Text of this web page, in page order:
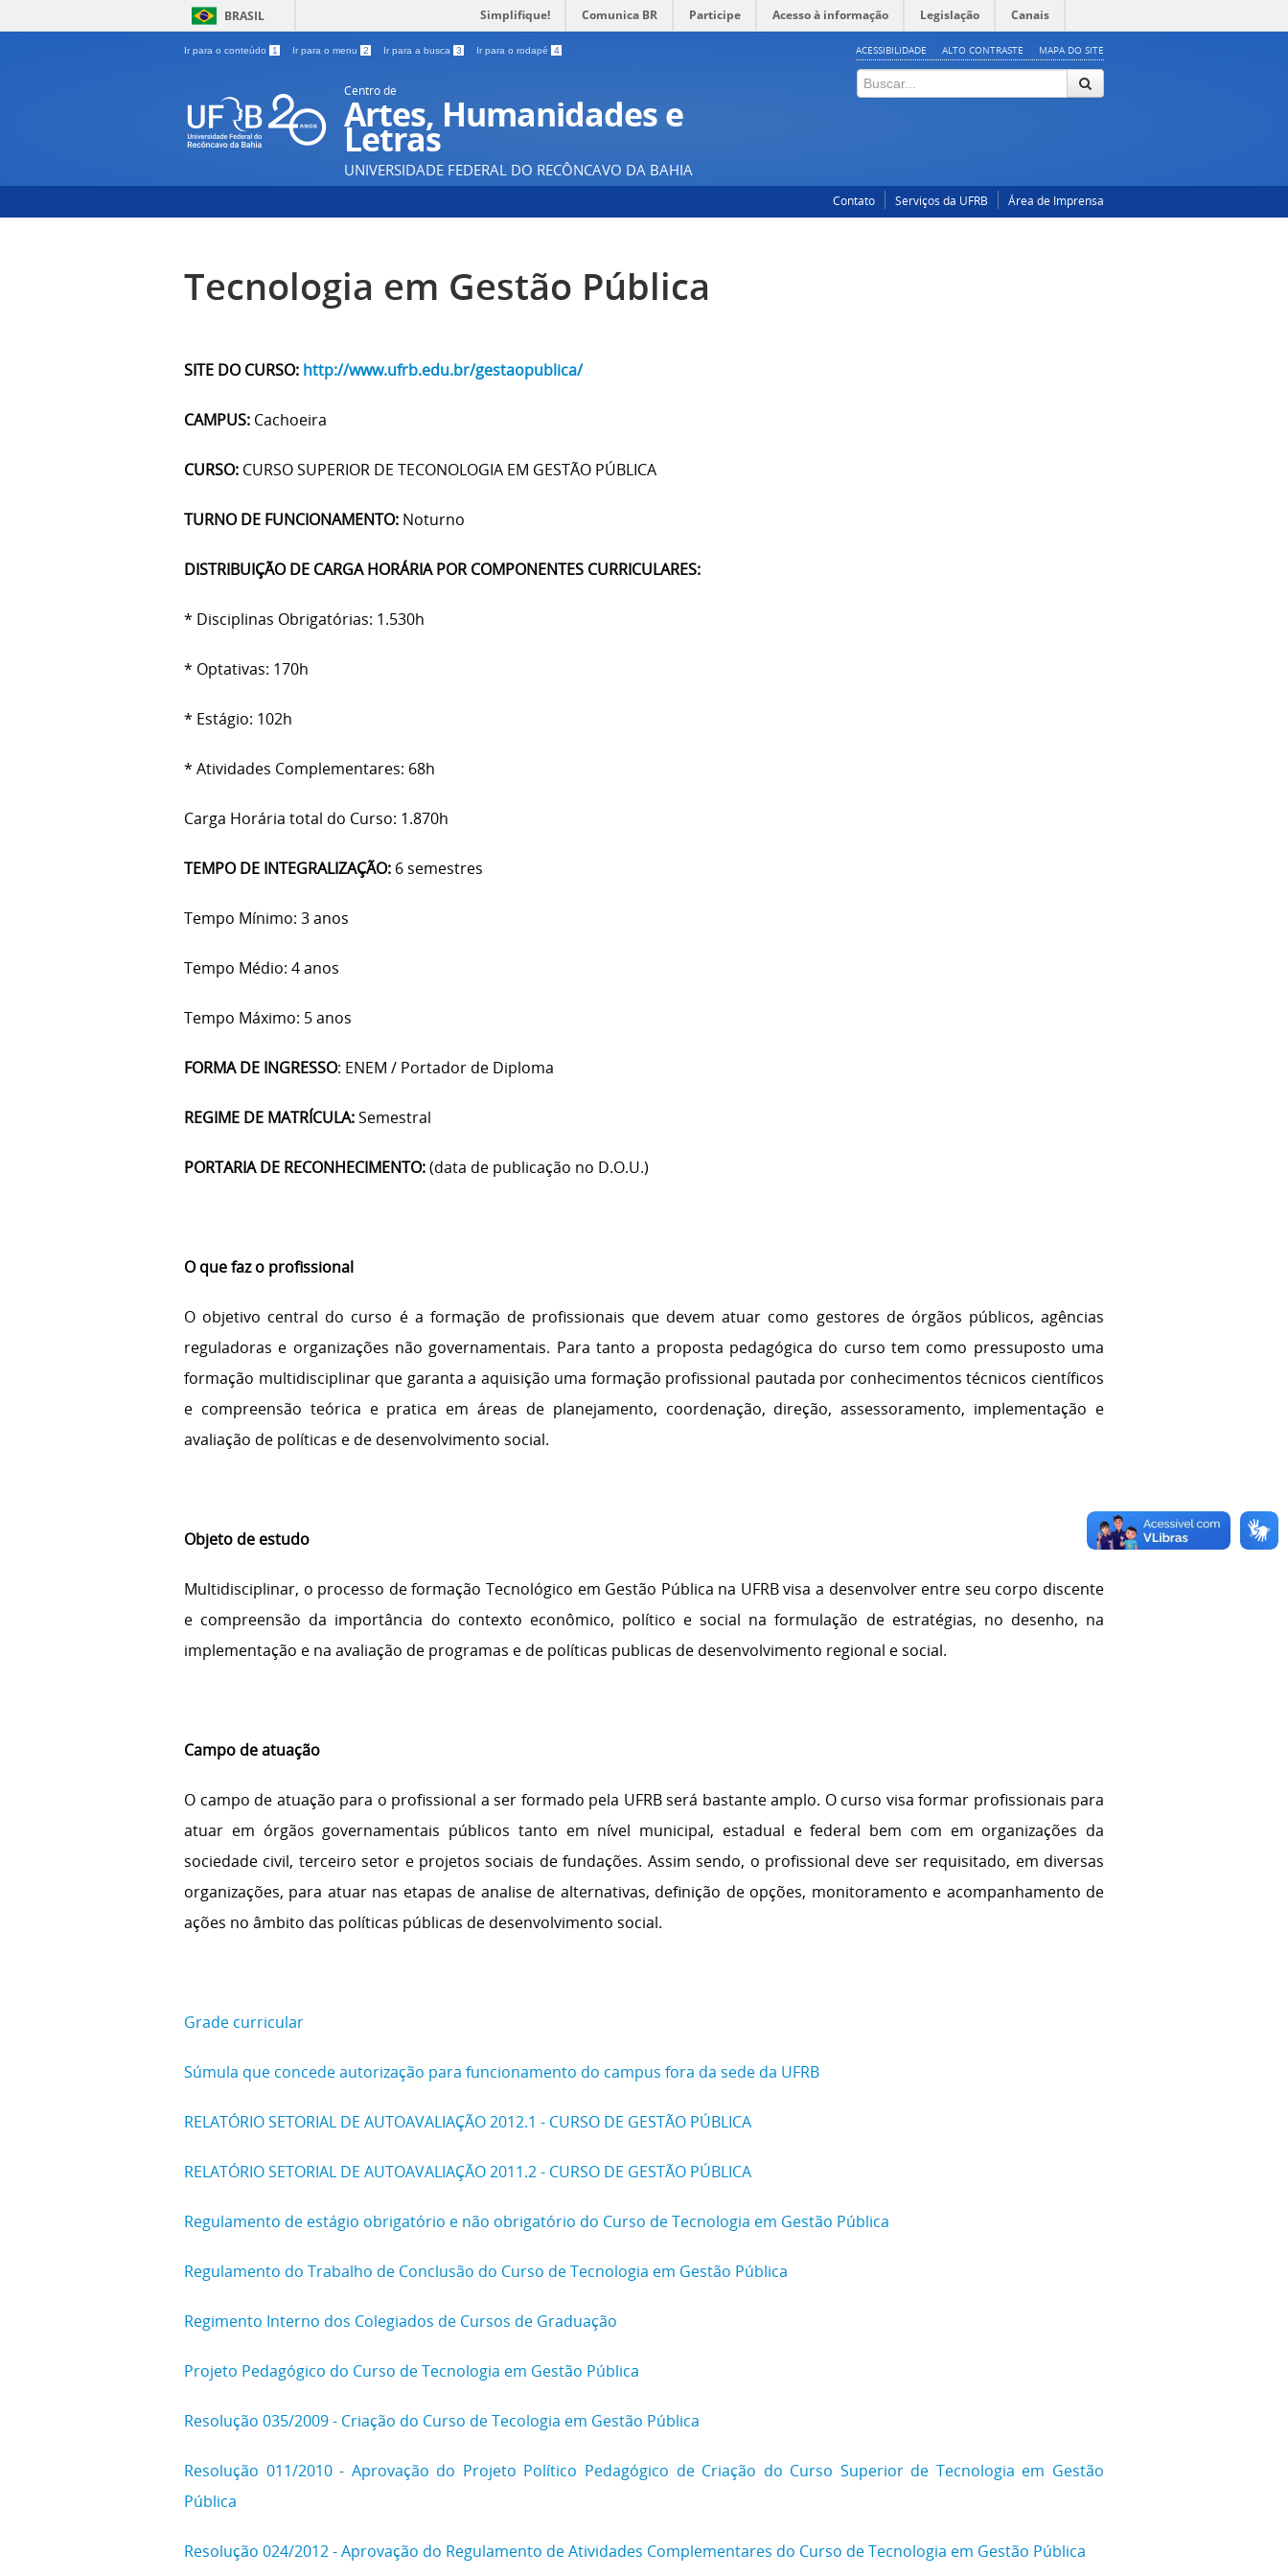
BRASIL Simplifique! Comunica BR Participe Acesso à informação Legislação Canais
Ir para o conteúdo 1 Ir para o menu 2 Ir para a busca 3 Ir para o rodapé 4 ACESSIBILIDADE ALTO CONTRASTE MAPA DO SITE
Centro de
Artes, Humanidades e
Letras
UNIVERSIDADE FEDERAL DO RECÔNCAVO DA BAHIA
Contato Serviços da UFRB Área de Imprensa
Tecnologia em Gestão Pública
SITE DO CURSO: http://www.ufrb.edu.br/gestaopublica/
CAMPUS: Cachoeira
CURSO: CURSO SUPERIOR DE TECONOLOGIA EM GESTÃO PÚBLICA
TURNO DE FUNCIONAMENTO: Noturno
DISTRIBUIÇÃO DE CARGA HORÁRIA POR COMPONENTES CURRICULARES:
* Disciplinas Obrigatórias: 1.530h
* Optativas: 170h
* Estágio: 102h
* Atividades Complementares: 68h
Carga Horária total do Curso: 1.870h
TEMPO DE INTEGRALIZAÇÃO: 6 semestres
Tempo Mínimo: 3 anos
Tempo Médio: 4 anos
Tempo Máximo: 5 anos
FORMA DE INGRESSO: ENEM / Portador de Diploma
REGIME DE MATRÍCULA:Semestral
PORTARIA DE RECONHECIMENTO:(data de publicação no D.O.U.)
O que faz o profissional
O objetivo central do curso é a formação de profissionais que devem atuar como gestores de órgãos públicos, agências
reguladoras e organizações não governamentais. Para tanto a proposta pedagógica do curso tem como pressuposto uma
formação multidisciplinar que garanta a aquisição uma formação profissional pautada por conhecimentos técnicos científicos
e compreensão teórica e pratica em áreas de planejamento, coordenação, direção, assessoramento, implementação e
avaliação de políticas e de desenvolvimento social.
Objeto de estudo
Multidisciplinar, o processo de formação Tecnológico em Gestão Pública na UFRB visa a desenvolver entre seu corpo discente
e compreensão da importância do contexto econômico, político e social na formulação de estratégias, no desenho, na
implementação e na avaliação de programas e de políticas publicas de desenvolvimento regional e social.
Campo de atuação
O campo de atuação para o profissional a ser formado pela UFRB será bastante amplo. O curso visa formar profissionais para
atuar em órgãos governamentais públicos tanto em nível municipal, estadual e federal bem com em organizações da
sociedade civil, terceiro setor e projetos sociais de fundações. Assim sendo, o profissional deve ser requisitado, em diversas
organizações, para atuar nas etapas de analise de alternativas, definição de opções, monitoramento e acompanhamento de
ações no âmbito das políticas públicas de desenvolvimento social.
Grade curricular
Súmula que concede autorização para funcionamento do campus fora da sede da UFRB
RELATÓRIO SETORIAL DE AUTOAVALIAÇÃO 2012.1 - CURSO DE GESTÃO PÚBLICA
RELATÓRIO SETORIAL DE AUTOAVALIAÇÃO 2011.2 - CURSO DE GESTÃO PÚBLICA
Regulamento de estágio obrigatório e não obrigatório do Curso de Tecnologia em Gestão Pública
Regulamento do Trabalho de Conclusão do Curso de Tecnologia em Gestão Pública
Regimento Interno dos Colegiados de Cursos de Graduação
Projeto Pedagógico do Curso de Tecnologia em Gestão Pública
Resolução 035/2009 - Criação do Curso de Tecologia em Gestão Pública
Resolução 011/2010 - Aprovação do Projeto Político Pedagógico de Criação do Curso Superior de Tecnologia em Gestão
Pública
Resolução 024/2012 - Aprovação do Regulamento de Atividades Complementares do Curso de Tecnologia em Gestão Pública